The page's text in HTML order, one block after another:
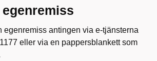
egenremiss antingen via e-tjänsterna
eller via en pappersblankett som